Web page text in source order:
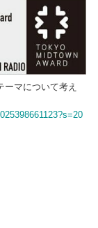
マについて考え